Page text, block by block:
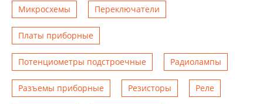
Микросхемы Переключатели
Платы приборные
Потенциометры подстроечные Радиолампы
Разъемы приборные Резисторы Реле